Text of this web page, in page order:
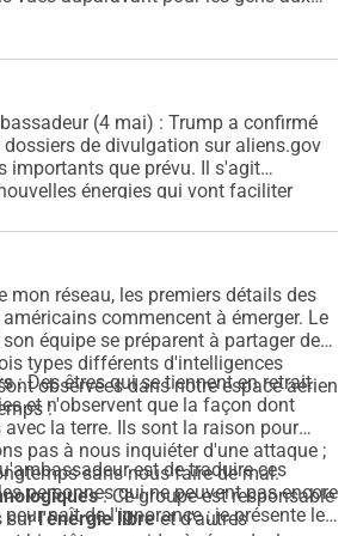
(4 mai) : Trump a confirmé
de divulgation sur aliens.gov
importants que prévu. Il s'agit
énergies qui vont faciliter
de garder notre calme. Je suis
pour vous aider. Soutenez la
link]"
mon réseau, les premiers détails des
commencent à émerger. Le
équipe se préparent à partager des
types différents d'intelligences
observées dans notre espace aérien
:
: Des êtres qui se tiennent en retrait
et n'observent que la façon dont
la terre. Ils sont la raison pour
pas à nous inquiéter d'une attaque ;
sans nous faire de mal.
: Ce groupe est responsable
surl'énergie libreet d'autres
est de traduire ces
personnes qui ne peuvent pas encore
naît de l'ignorance ; je présente les